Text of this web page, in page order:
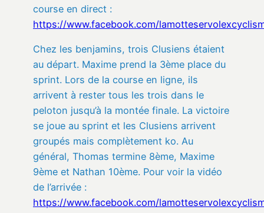
course en direct :
https://www.facebook.com/
Chez les benjamins, trois Clusiens étaient
au départ. Maxime prend la 3ème place du
sprint. Lors de la course en ligne, ils
arrivent à rester tous les trois dans le
peloton jusqu’à la montée finale. La victoire
se joue au sprint et les Clusiens arrivent
groupés mais complètement ko. Au
général, Thomas termine 8ème, Maxime
9ème et Nathan 10ème. Pour voir la vidéo
de l’arrivée :
https://www.facebook.com/